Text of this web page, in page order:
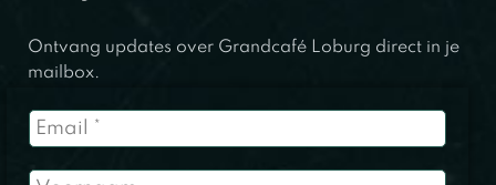
Ontvang updates over Grandcafé Loburg direct in je
mailbox.